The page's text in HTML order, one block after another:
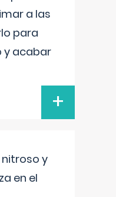
a las
para
y acabar
+
nitroso y
en el